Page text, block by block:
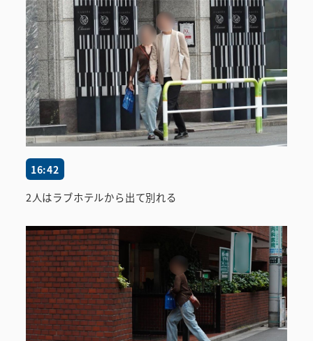
16:42
2人はラブホテルから出て別れる